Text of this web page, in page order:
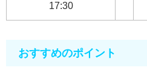
17:30
おすすめのポイント